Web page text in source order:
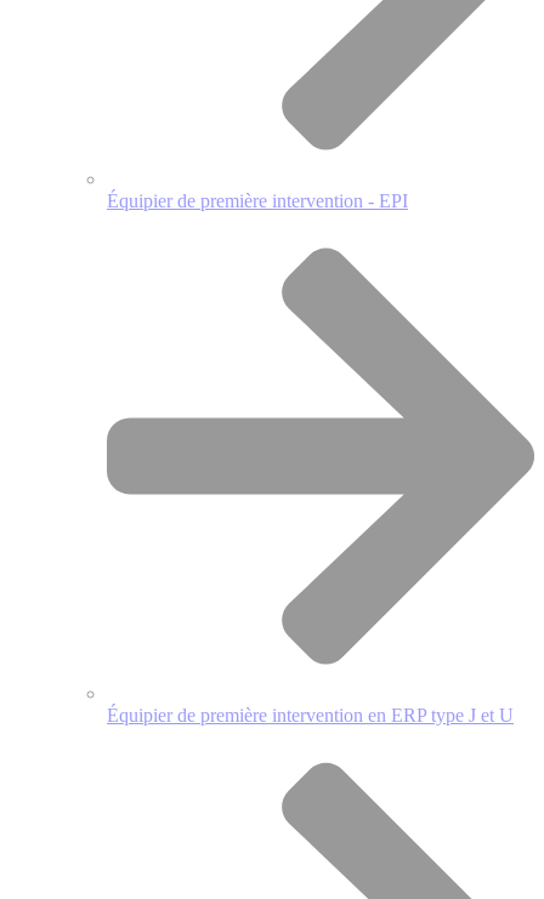
Équipier de première intervention - EPI
Équipier de première intervention en ERP type J et U